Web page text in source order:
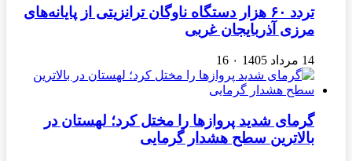
تردد ۶۰ هزار دستگاه ناوگان ترانزیتی از پایانه‌های
مرزی آذربایجان ‌غربی
14 مرداد 1405 ۰ 16
گرمای شدید پروازها را مختل کرد؛ لهستان در
بالاترین سطح هشدار گرمایی